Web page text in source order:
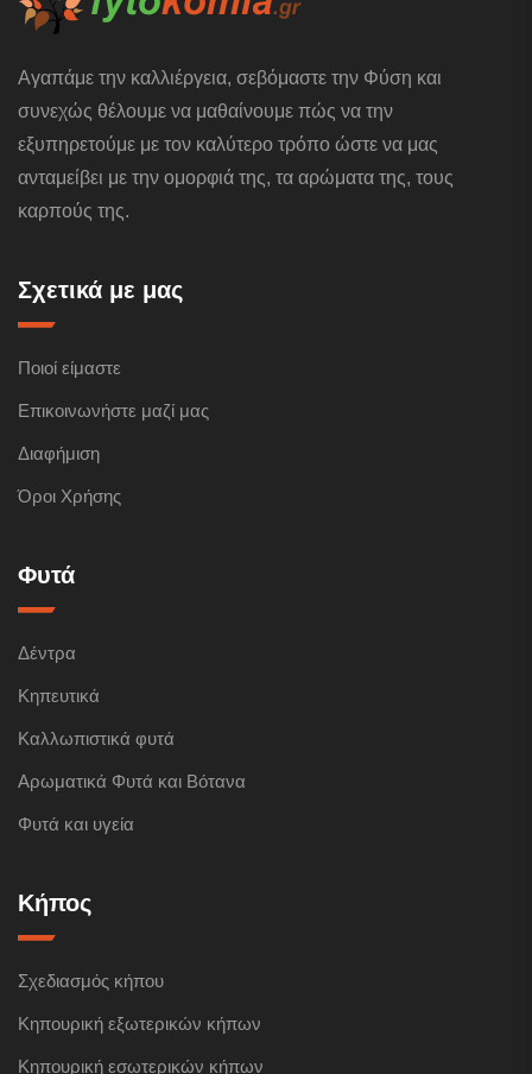
Αγαπάμε την καλλιέργεια, σεβόμαστε την Φύση και
συνεχώς θέλουμε να μαθαίνουμε πώς να την
εξυπηρετούμε με τον καλύτερο τρόπο ώστε να μας
ανταμείβει με την ομορφιά της, τα αρώματα της, τους
καρπούς της.
Σχετικά με μας
Ποιοί είμαστε
Επικοινωνήστε μαζί μας
Διαφήμιση
Όροι Χρήσης
Φυτά
Δέντρα
Κηπευτικά
Καλλωπιστικά φυτά
Αρωματικά Φυτά και Βότανα
Φυτά και υγεία
Κήπος
Σχεδιασμός κήπου
Κηπουρική εξωτερικών κήπων
Κηπουρική εσωτερικών κήπων